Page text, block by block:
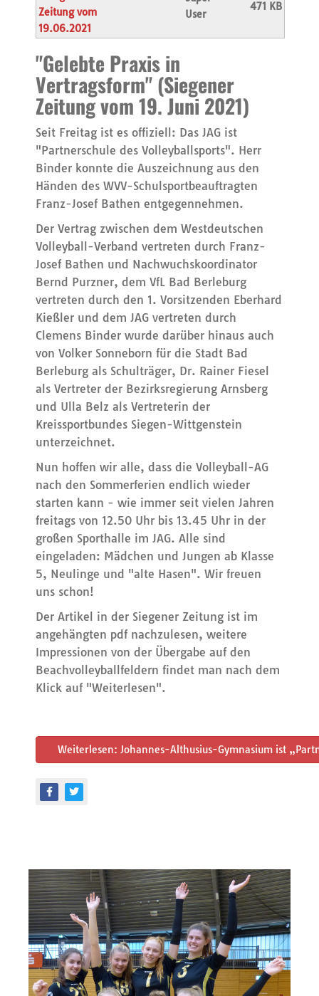
Zeitung vom
19.06.2021
User
471 KB
"Gelebte Praxis in
Vertragsform"(Siegener
Zeitung vom 19. Juni 2021)
Seit Freitag ist es offiziell: Das JAG ist
"Partnerschule des Volleyballsports". Herr
Binder konnte die Auszeichnung aus den
Händen des WVV-Schulsportbeauftragten
Franz-Josef Bathen entgegennehmen.
Der Vertrag zwischen dem Westdeutschen
Volleyball-Verband vertreten durch Franz-
Josef Bathen und Nachwuchskoordinator
Bernd Purzner, dem VfL Bad Berleburg
vertreten durch den 1. Vorsitzenden Eberhard
Kießler und dem JAG vertreten durch
Clemens Binder wurde darüber hinaus auch
von Volker Sonneborn für die Stadt Bad
Berleburg als Schulträger, Dr. Rainer Fiesel
als Vertreter der Bezirksregierung Arnsberg
und Ulla Belz als Vertreterin der
Kreissportbundes Siegen-Wittgenstein
unterzeichnet.
Nun hoffen wir alle, dass die Volleyball-AG
nach den Sommerferien endlich wieder
starten kann - wie immer seit vielen Jahren
freitags von 12.50 Uhr bis 13.45 Uhr in der
großen Sporthalle im JAG. Alle sind
eingeladen: Mädchen und Jungen ab Klasse
5, Neulinge und "alte Hasen". Wir freuen
uns schon!
Der Artikel in der Siegener Zeitung ist im
angehängten pdf nachzulesen, weitere
Impressionen von der Übergabe auf den
Beachvolleyballfeldern findet man nach dem
Klick auf "Weiterlesen".
Weiterlesen: Johannes-Althusius-Gymnasium ist